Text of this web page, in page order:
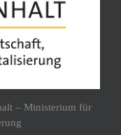
– Ministerium für